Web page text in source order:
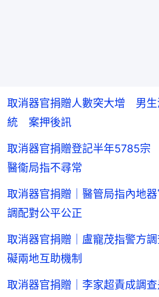
取消器官捐贈人數突大增 男生
統 案押後訊
取消器官捐贈登記半年5785
醫衞局指不尋常
取消器官捐贈｜醫管局指內地
調配對公平公正
取消器官捐贈｜盧寵茂指警方
礙兩地互助機制
取消器官捐贈｜李家超責成調